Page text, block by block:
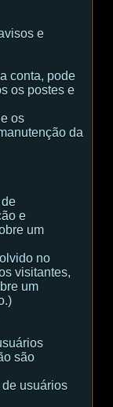
e
conta, pode
os postes e
os
da
e
um
no
visitantes,
um
)
são
usuários